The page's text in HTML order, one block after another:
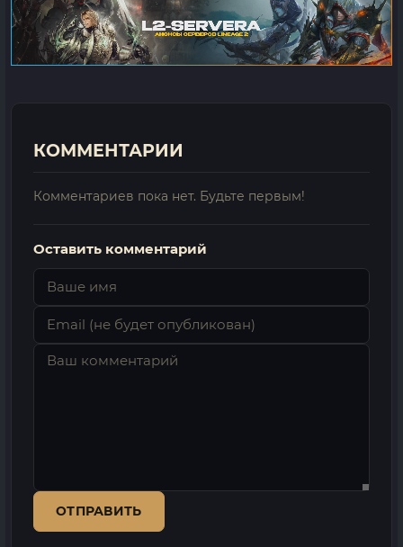
КОММЕНТАРИИ
Комментариев пока нет. Будьте первым!
Оставить комментарий
ОТПРАВИТЬ